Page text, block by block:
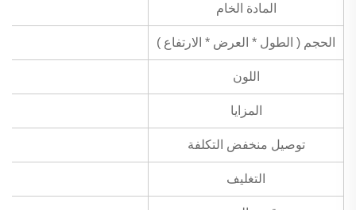
المادة الخام
الحجم ( الطول * العرض * الارتفاع )
اللون
المزايا
توصيل منخفض التكلفة
التغليف